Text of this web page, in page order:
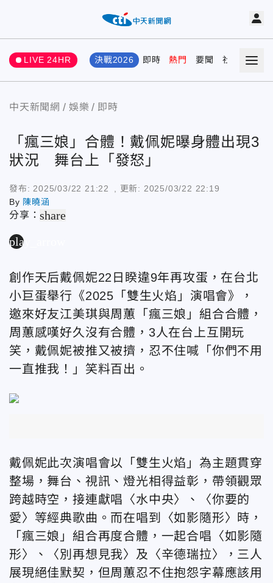
LIVE 24HR 決戰2026 即時 熱門 要聞 社會 娛樂
中天新聞網 娛樂 即時
「瘋三娘」合體！戴佩妮曝身體出現3
狀況 舞台上「發怒」
發布: 2025/03/22 21:22 , 更新: 2025/03/22 22:19
By 陳曉涵
分享：share
play_arrow
創作天后戴佩妮22日睽違9年再攻蛋，在台北
小巨蛋舉行《2025「 雙生火焰」演唱會》，
邀來好友江美琪與周蕙「瘋三娘」組合合體，
周蕙感嘆好久沒有合體，3人在台上互開玩
笑， 戴佩妮被推又被擠，忍不住喊「 你們不用
一直推我！」笑料百出。
戴佩妮此次演唱會以「雙生火焰」為主題貫穿
整場，舞台、視訊、燈光相得益彰，帶領觀眾
跨越時空，接連獻唱〈水中央〉、〈你要的
愛〉等經典歌曲。而在唱到〈如影隨形〉時，
「瘋三娘」組合再度合體，一起合唱〈如影隨
形〉、〈別再想見我〉及〈辛德瑞拉〉，三人
展現絕佳默契，但周蕙忍不住抱怨字幕應該用